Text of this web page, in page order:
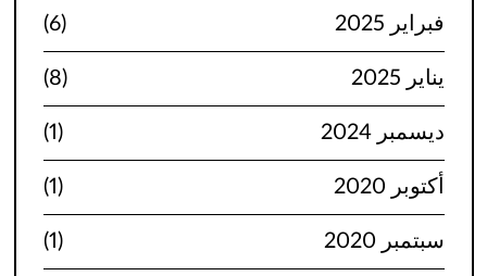
فبراير 2025 (6)
يناير 2025 (8)
ديسمبر 2024 (1)
أكتوبر 2020 (1)
سبتمبر 2020 (1)